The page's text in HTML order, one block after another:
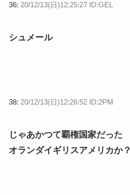
36: 20/12/13(日)12:25:27 ID:GEL
シュメール
38: 20/12/13(日)12:26:52 ID:2PM
じゃあかつて覇権国家だった
オランダイギリスアメリカか？